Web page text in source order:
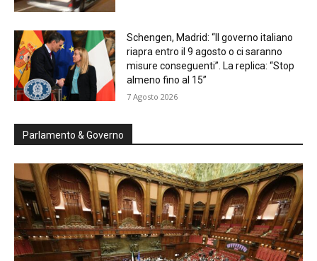
Schengen, Madrid: “Il governo italiano
riapra entro il 9 agosto o ci saranno
misure conseguenti”. La replica: “Stop
almeno fino al 15”
7 Agosto 2026
Parlamento & Governo